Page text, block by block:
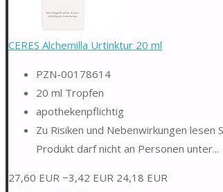
CERES Alchemilla Urtinktur 20 ml
PZN-00178614
20 ml Tropfen
apothekenpflichtig
Zu Risiken und Nebenwirkungen
Produkt darf nicht an Personen unter...
27,60 EUR −3,42 EUR 24,18 EUR